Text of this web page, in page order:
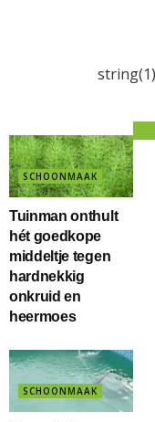
SCHOONMAAK
Tuinman onthult
hét goedkope
middeltje tegen
hardnekkig
onkruid en
heermoes
SCHOONMAAK